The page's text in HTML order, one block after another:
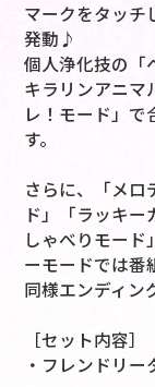
マークをタッチ
発動♪
個人浄化技の「
キラリンアニマ
レ！モード」で
す。
さらに、「メロ
ド」「ラッキ
しゃべりモード
ーモードでは番
同様エンディン
［セット内容］
・フレンドリ